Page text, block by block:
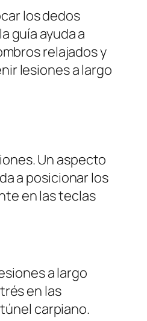
los dedos
guía ayuda a
relajados y
lesiones a largo
Un aspecto
a posicionar los
en las teclas
a largo
en las
carpiano.